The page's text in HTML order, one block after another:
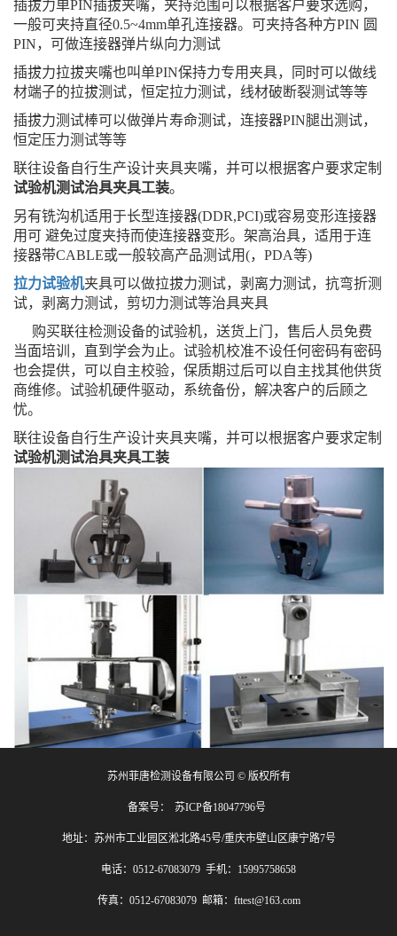
插拔力单PIN插拔夹嘴，夹持范围可以根据客户要求选购，
一般可夹持直径0.5~4mm单孔连接器。可夹持各种方PIN 圆
PIN，可做连接器弹片纵向力测试
插拔力拉拔夹嘴也叫单PIN保持力专用夹具，同时可以做线
材端子的拉拔测试，恒定拉力测试，线材破断裂测试等等
插拔力测试棒可以做弹片寿命测试，连接器PIN腿出测试，
恒定压力测试等等
联往设备自行生产设计夹具夹嘴，并可以根据客户要求定制
试验机测试治具夹具工装。
另有铣沟机适用于长型连接器(DDR,PCI)或容易变形连接器
用可 避免过度夹持而使连接器变形。架高治具，适用于连
接器带CABLE或一般较高产品测试用(，PDA等)
拉力试验机夹具可以做拉拔力测试，剥离力测试，抗弯折测
试，剥离力测试，剪切力测试等治具夹具
购买联往检测设备的试验机，送货上门，售后人员免费
当面培训，直到学会为止。试验机校准不设任何密码有密码
也会提供，可以自主校验，保质期过后可以自主找其他供货
商维修。试验机硬件驱动，系统备份，解决客户的后顾之
忧。
联往设备自行生产设计夹具夹嘴，并可以根据客户要求定制
试验机测试治具夹具工装
苏州菲唐检测设备有限公司 © 版权所有
备案号： 苏ICP备18047796号
地址：苏州市工业园区淞北路45号/重庆市壁山区康宁路7号
电话：0512-67083079 手机：15995758658
传真：0512-67083079 邮箱：fttest@163.com